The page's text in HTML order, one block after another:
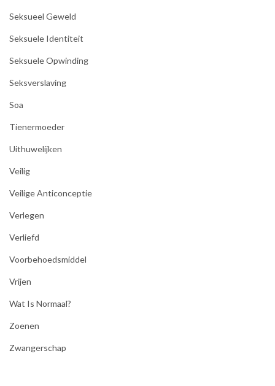
Seksueel Geweld
Seksuele Identiteit
Seksuele Opwinding
Seksverslaving
Soa
Tienermoeder
Uithuwelijken
Veilig
Veilige Anticonceptie
Verlegen
Verliefd
Voorbehoedsmiddel
Vrijen
Wat Is Normaal?
Zoenen
Zwangerschap